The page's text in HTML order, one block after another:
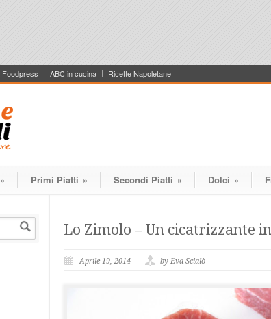
Foodpress ABC in cucina Ricette Napoletane
» Primi Piatti » Secondi Piatti » Dolci »
Lo Zimolo – Un cicatrizzante
Aprile 19, 2014 by Eva Scialò